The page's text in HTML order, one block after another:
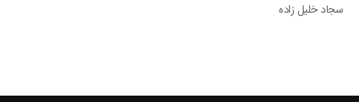
سجاد خلیل زاده